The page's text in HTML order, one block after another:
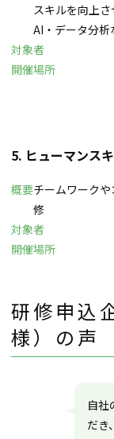
スキルを向上さ
AI・データ分析
対象者
開催場所
5. ヒューマンス
概要チームワーク
修
対象者
開催場所
研修申込
様）の声
自社
だき